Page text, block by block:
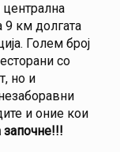
9 км долгата
Голем број
со
но и
и оние кои